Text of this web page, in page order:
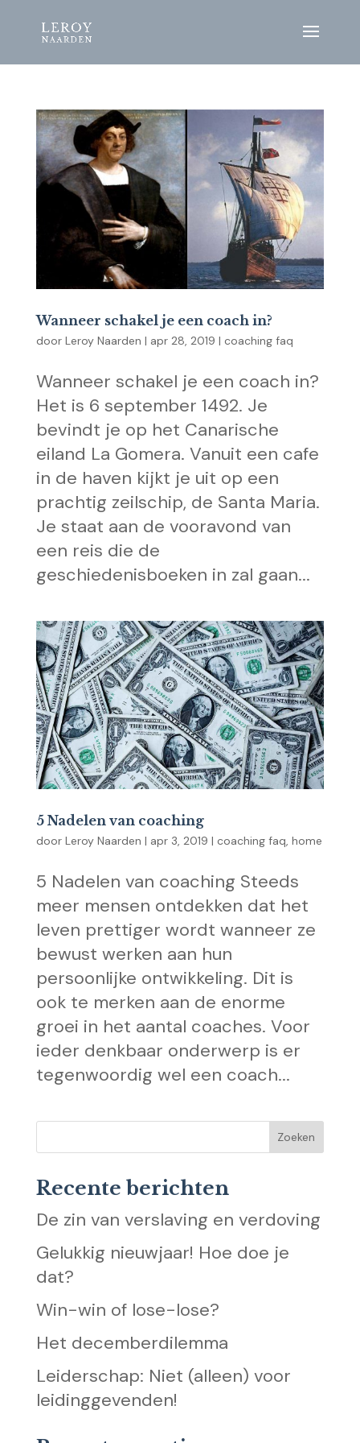
Wanneer schakel je een coach in?
door Leroy Naarden | apr 28, 2019 | coaching faq
Wanneer schakel je een coach in?
Het is 6 september 1492. Je
bevindt je op het Canarische
eiland La Gomera. Vanuit een cafe
in de haven kijkt je uit op een
prachtig zeilschip, de Santa Maria.
Je staat aan de vooravond van
een reis die de
geschiedenisboeken in zal gaan...
5 Nadelen van coaching
door Leroy Naarden | apr 3, 2019 | coaching faq, home
5 Nadelen van coaching Steeds
meer mensen ontdekken dat het
leven prettiger wordt wanneer ze
bewust werken aan hun
persoonlijke ontwikkeling. Dit is
ook te merken aan de enorme
groei in het aantal coaches. Voor
ieder denkbaar onderwerp is er
tegenwoordig wel een coach...
Recente berichten
De zin van verslaving en verdoving
Gelukkig nieuwjaar! Hoe doe je
dat?
Win-win of lose-lose?
Het decemberdilemma
Leiderschap: Niet (alleen) voor
leidinggevenden!